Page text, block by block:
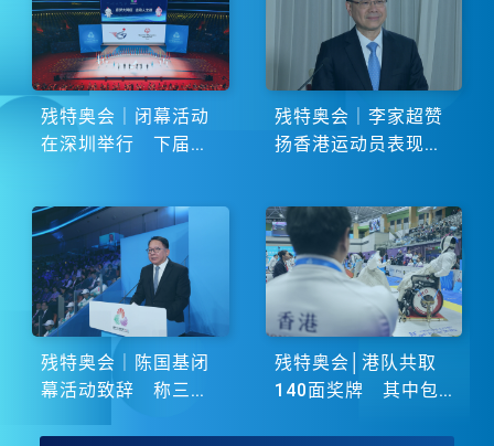
残特奥会｜闭幕活动
在深圳举行 下届由
残特奥会｜李家超赞
扬香港运动员表现卓
残特奥会｜陈国基闭
幕活动致辞 称三地
残特奥会│港队共取
140面奖牌 其中包